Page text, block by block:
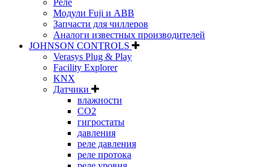
Модули Fuji и ABB
Запчасти для чиллеров
Аналоги известных производителей
JOHNSON CONTROLS
Verasys Plug & Play
Facility Explorer
KNX
Датчики
влажности
CO2
гигростаты
давления
реле давления
реле протока